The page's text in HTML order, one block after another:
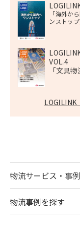
「海外か
ンストップ
VOL.4
「文具物
LOGILINK
物流サービス・事例
物流事例を探す